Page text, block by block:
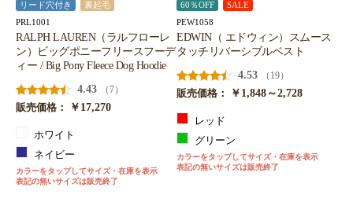
リード穴付き 裏起毛
PRL1001
RALPH LAUREN（ラルフローレ
ン）ビッグポニーフリースフーデ
ィー / Big Pony Fleece Dog Hoodie
4.43
（7）
販売価格：
￥17,270
ホワイト
ネイビー
カラーをタップしてサイズ・在庫を表示
表記の無いサイズは販売終了
60％OFF SALE
PEW1058
EDWIN（ エドウィン）スムース
タッチリバーシブルベスト
4.53
（19）
販売価格：
￥1,848～2,728
レッド
グリーン
カラーをタップしてサイズ・在庫を表示
表記の無いサイズは販売終了